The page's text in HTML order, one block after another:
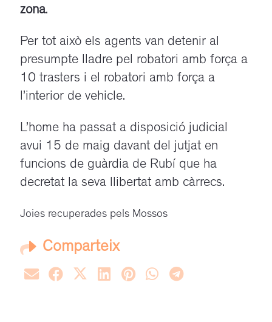
zona.
Per tot això els agents van detenir al
presumpte lladre pel robatori amb força a
10 trasters i el robatori amb força a
l’interior de vehicle.
L’home ha passat a disposició judicial
avui 15 de maig davant del jutjat en
funcions de guàrdia de Rubí que ha
decretat la seva llibertat amb càrrecs.
Joies recuperades pels Mossos
Comparteix